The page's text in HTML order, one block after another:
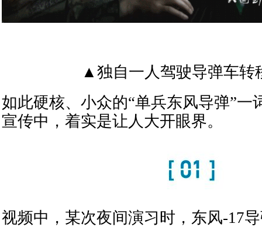
▲独自一人驾驶导弹车转
如此硬核、小众的“单兵东风导弹”一
宣传中，着实是让人大开眼界。
视频中，某次夜间演习时，东风-17